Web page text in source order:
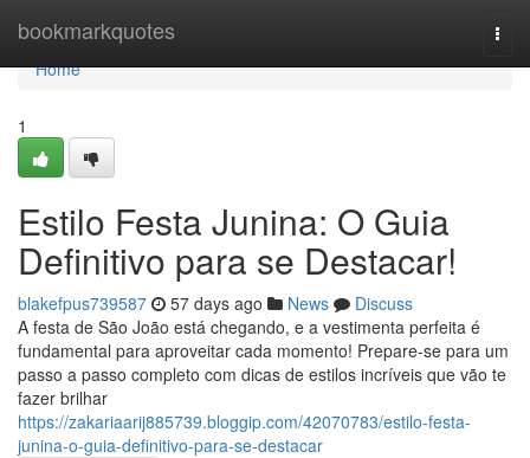
bookmarkquotes
Home
Home
1
Estilo Festa Junina: O Guia
Definitivo para se Destacar!
blakefpus739587 57 days ago News
Discuss
A festa de São João está chegando, e a vestimenta perfeita é
fundamental para aproveitar cada momento! Prepare-se para um
passo a passo completo com dicas de estilos incríveis que vão te
fazer brilhar
https://zakariaarij885739.bloggip.com/42070783/estilo-festa-
junina-o-guia-definitivo-para-se-destacar